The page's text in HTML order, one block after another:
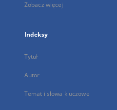
Zobacz więcej
Indeksy
Tytuł
Autor
Temat i słowa kluczowe